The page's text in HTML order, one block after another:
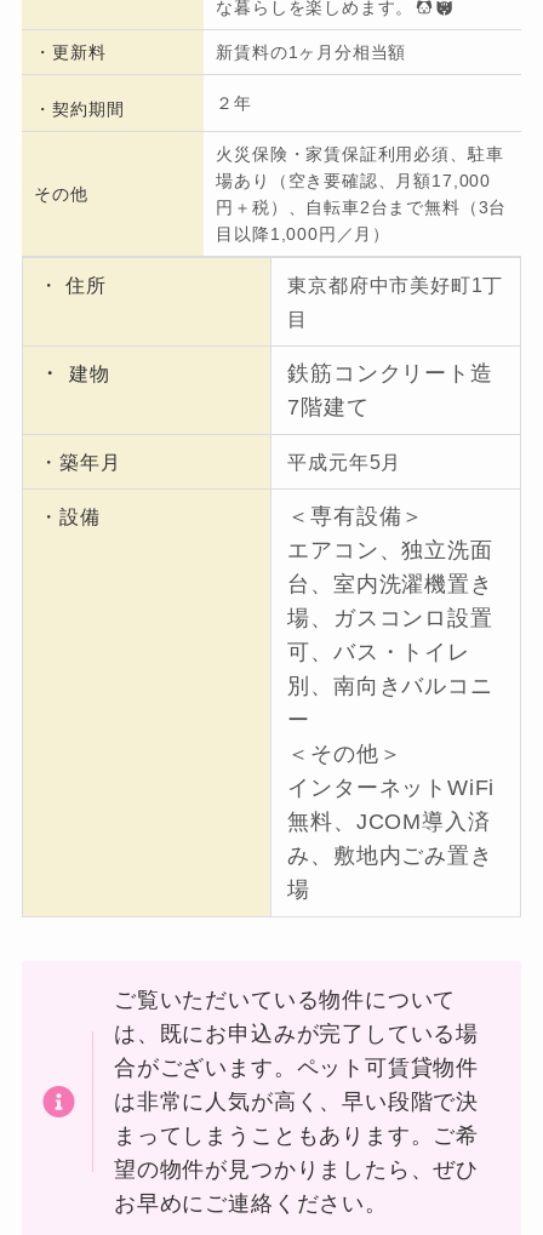
な暮らしを楽しめます。
・更新料 新賃料の1ヶ月分相当額
・契約期間 ２年
その他
火災保険・家賃保証利用必須、駐車
場あり（空き要確認、月額17,000
円＋税）、自転車2台まで無料（3台
目以降1,000円／月）
・ 住所
東京都府中市美好町1丁
目
・ 建物
鉄筋コンクリート造
7階建て
・築年月 平成元年5月
・設備
＜専有設備＞
エアコン、独立洗面
台、室内洗濯機置き
場、ガスコンロ設置
可、バス・トイレ
別、南向きバルコニ
ー
＜その他＞
インターネットWiFi
無料、JCOM導入済
み、敷地内ごみ置き
場
ご覧いただいている物件について
は、既にお申込みが完了している場
合がございます。ペット可賃貸物件
は非常に人気が高く、早い段階で決
まってしまうこともあります。ご希
望の物件が見つかりましたら、ぜひ
お早めにご連絡ください。